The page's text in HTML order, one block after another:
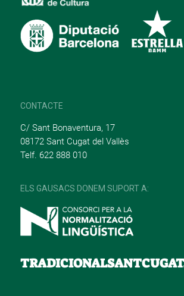
CONTACTE
C/ Sant Bonaventura, 17
08172 Sant Cugat del Vallès
Telf. 622 888 010
ELS GAUSACS DONEM SUPORT A: